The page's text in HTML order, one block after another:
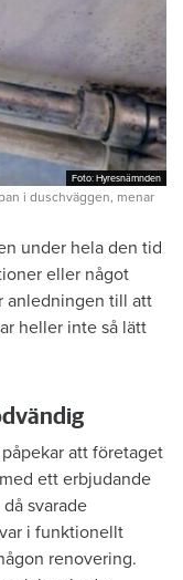
Foto: Hyresnämnden
Foto: Hyresnämnden
i duschväggen, menar
under hela den tid
eller något
anledningen till att
heller inte så lätt
att företaget
ett erbjudande
svarade
i funktionellt
renovering.